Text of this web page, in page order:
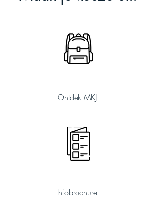
Ontdek MKJ
Infobrochure